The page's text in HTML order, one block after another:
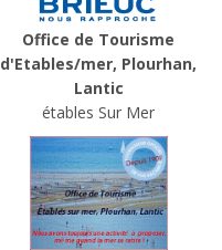
Office de Tourisme
d'Etables/mer, Plourhan,
Lantic
étables Sur Mer